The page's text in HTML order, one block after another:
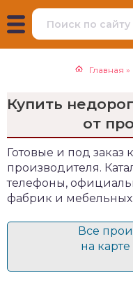
Главная »
Купить
от
Готовые и под заказ
производителя.
телефоны,
фабрик и мебельных
Все
на